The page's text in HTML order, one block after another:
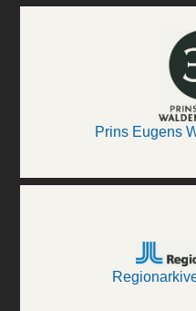
Prins Eugens